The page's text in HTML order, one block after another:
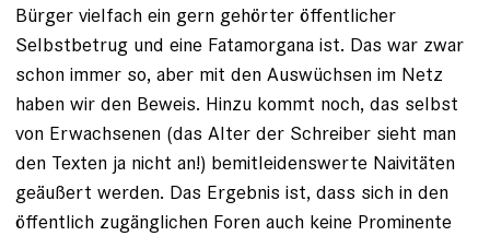
Bürger vielfach ein gern gehörter öffentlicher
Selbstbetrug und eine Fatamorgana ist. Das war zwar
schon immer so, aber mit den Auswüchsen im Netz
haben wir den Beweis. Hinzu kommt noch, das selbst
von Erwachsenen (das Alter der Schreiber sieht man
den Texten ja nicht an!) bemitleidenswerte Naivitäten
geäußert werden. Das Ergebnis ist, dass sich in den
öffentlich zugänglichen Foren auch keine Prominente